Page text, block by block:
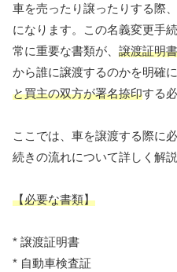
車を売ったり譲ったりする際、
になります。この名義変更手
常に重要な書類が、 譲渡証明書
から誰に譲渡するのかを明確
と買主の双方が署名捺印する
ここでは、車を譲渡する際に
続きの流れについて詳しく解
【必要な書類】
* 譲渡証明書
* 自動車検査証